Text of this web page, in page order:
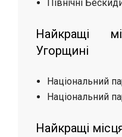
Північні
Найкращі
Угорщині
Національний
Національний
Найкращі